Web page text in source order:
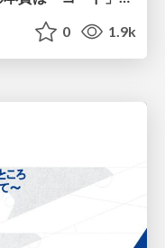
0 1.9k